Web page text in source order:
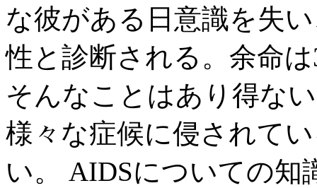
な彼がある日意識を失
性と診断される。余命
そんなことはあり得な
様々な症候に侵されて
い。 AIDSについての知